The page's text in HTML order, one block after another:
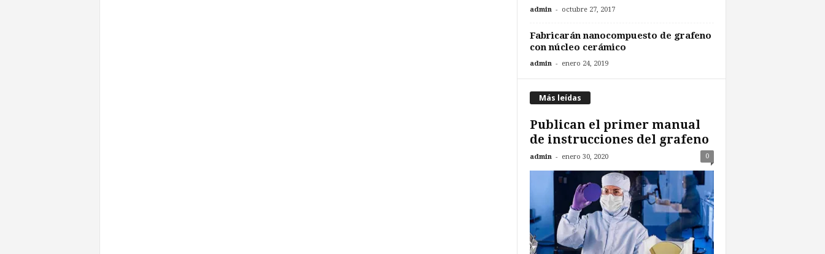
admin - octubre 27, 2017
Fabricarán nanocompuesto de grafeno
con núcleo cerámico
admin - enero 24, 2019
Más leídas
Publican el primer manual
de instrucciones del grafeno
admin - enero 30, 2020 0